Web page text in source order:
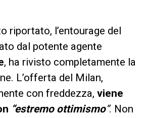
riportato, l’entourage del
dal potente agente
, ha rivisto completamente la
L’offerta del Milan,
con freddezza, viene
“estremo ottimismo“. Non